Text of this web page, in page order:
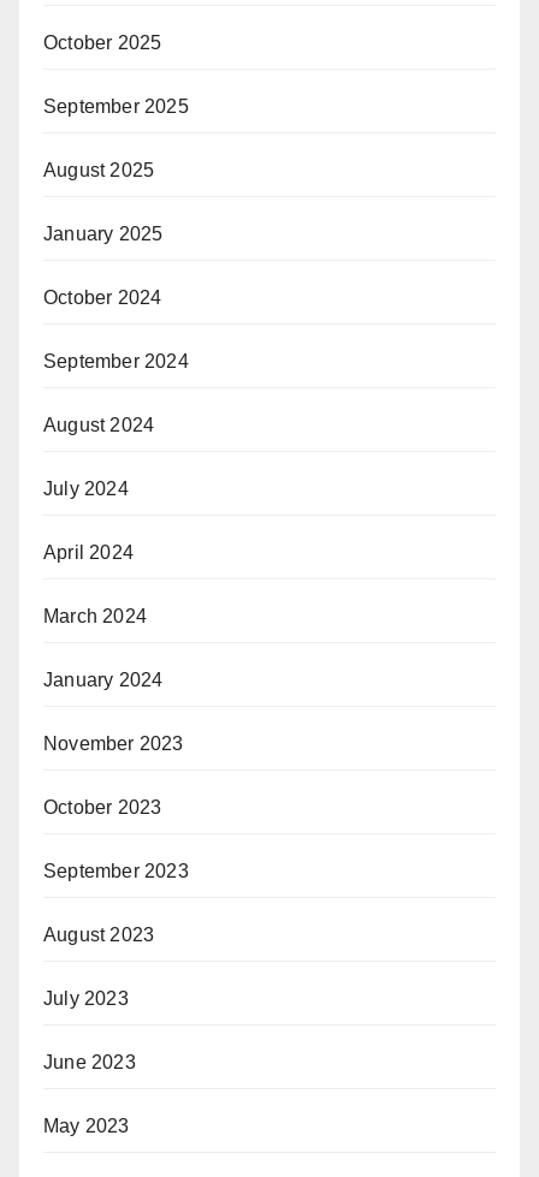
October 2025
September 2025
August 2025
January 2025
October 2024
September 2024
August 2024
July 2024
April 2024
March 2024
January 2024
November 2023
October 2023
September 2023
August 2023
July 2023
June 2023
May 2023